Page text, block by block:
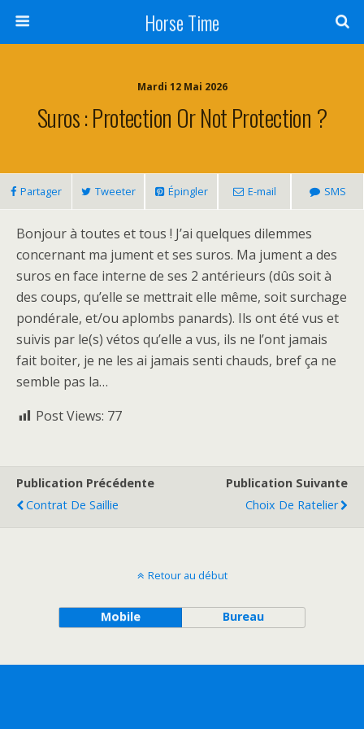
Horse Time
Mardi 12 Mai 2026
Suros : Protection Or Not Protection ?
Partager Tweeter Épingler E-mail SMS
Bonjour à toutes et tous ! J’ai quelques dilemmes
concernant ma jument et ses suros. Ma jument a des
suros en face interne de ses 2 antérieurs (dûs soit à
des coups, qu’elle se mettrait elle même, soit surchage
pondérale, et/ou aplombs panards). Ils ont été vus et
suivis par le(s) vétos qu’elle a vus, ils ne l’ont jamais
fait boiter, je ne les ai jamais senti chauds, bref ça ne
semble pas la…
Post Views: 77
Publication Précédente
Contrat De Saillie
Publication Suivante
Choix De Ratelier
Retour au début
Mobile Bureau